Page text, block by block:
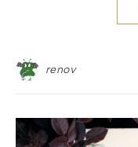
renov